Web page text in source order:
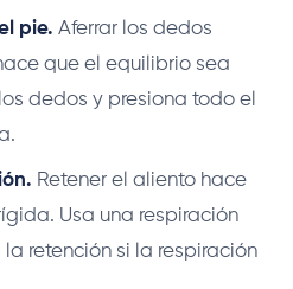
pie. Aferrar los dedos
que el equilibrio sea
dedos y presiona todo el
Retener el aliento hace
Usa una respiración
retención si la respiración